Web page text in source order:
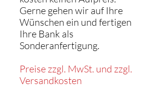
Gerne gehen wir auf Ihre
Wünschen ein und fertigen
Ihre Bank als
Sonderanfertigung.
Preise zzgl. MwSt. und zzgl.
Versandkosten